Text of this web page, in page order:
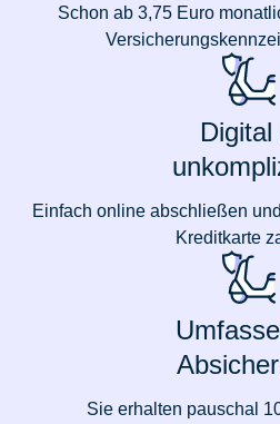
Schon ab 3,75 Euro
Digital
Einfach online abschließen
Kreditkarte
Sie erhalten pauschal